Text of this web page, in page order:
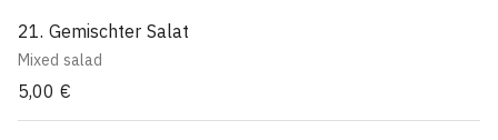
21. Gemischter Salat
Mixed salad
5,00 €